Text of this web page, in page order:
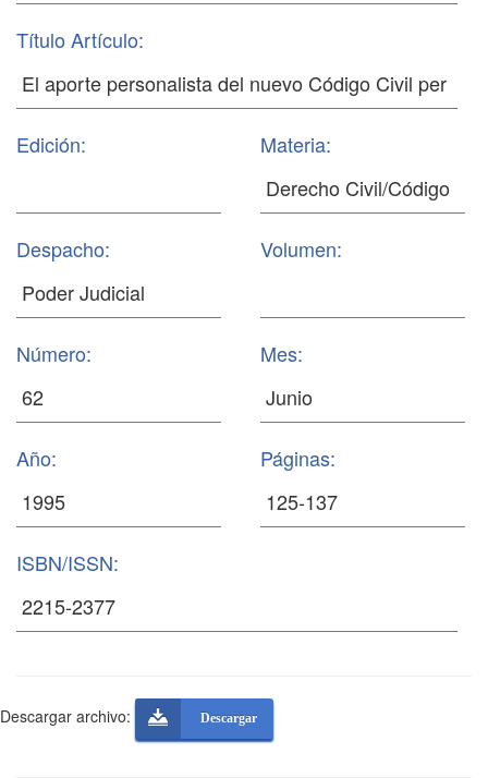
Título Artículo:
Edición: Materia:
Despacho: Volumen:
Número: Mes:
Año: Páginas:
ISBN/ISSN:
Descargar archivo: Descargar